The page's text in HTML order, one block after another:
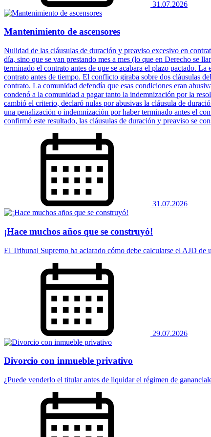
31.07.2026
Mantenimiento de ascensores
Nulidad de las cláusulas de duración y preaviso excesivo en
día, sino que se van prestando mes a mes (lo que en Derecho se
terminado el contrato antes de que se acabara el plazo pactado.
contrato antes de tiempo. El conflicto giraba sobre dos cláusulas
contrato. La comunidad defendía que esas condiciones eran
condenó a la comunidad a pagar tanto la indemnización por la
cambió el criterio, declaró nulas por abusivas la cláusula de
una penalización o indemnización por haber terminado antes el
confirmó este resultado, las cláusulas de duración y preaviso se
31.07.2026
¡Hace muchos años que se construyó!
El Tribunal Supremo ha aclarado cómo debe calcularse el AJD de
29.07.2026
Divorcio con inmueble privativo
¿Puede venderlo el titular antes de liquidar el régimen de